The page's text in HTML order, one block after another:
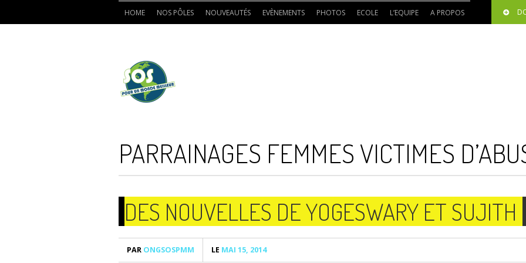
HOME NOS PÔLES NOUVEAUTÉS EVÈNEMENTS PHOTOS ECOLE L’EQUIPE A PROPOS
PARRAINAGES FEMMES VICTIMES
DES NOUVELLES DE YOGESWARY ET SUJITH
PAR ONGSOSPMM LE MAI 15, 2014